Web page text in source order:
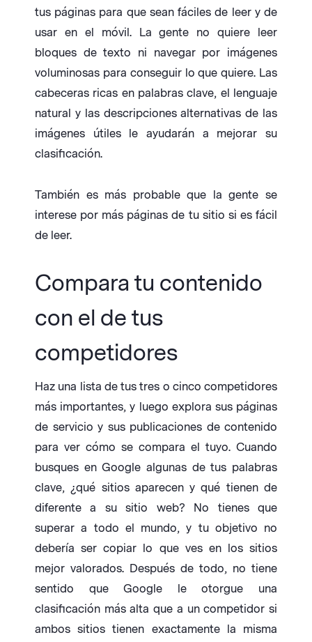
tus páginas para que sean fáciles de leer y de
usar en el móvil. La gente no quiere leer
bloques de texto ni navegar por imágenes
voluminosas para conseguir lo que quiere. Las
cabeceras ricas en palabras clave, el lenguaje
natural y las descripciones alternativas de las
imágenes útiles le ayudarán a mejorar su
clasificación.
También es más probable que la gente se
interese por más páginas de tu sitio si es fácil
de leer.
Compara tu contenido
con el de tus
competidores
Haz una lista de tus tres o cinco competidores
más importantes, y luego explora sus páginas
de servicio y sus publicaciones de contenido
para ver cómo se compara el tuyo. Cuando
busques en Google algunas de tus palabras
clave, ¿qué sitios aparecen y qué tienen de
diferente a su sitio web? No tienes que
superar a todo el mundo, y tu objetivo no
debería ser copiar lo que ves en los sitios
mejor valorados. Después de todo, no tiene
sentido que Google le otorgue una
clasificación más alta que a un competidor si
ambos sitios tienen exactamente la misma